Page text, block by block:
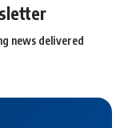
news delivered